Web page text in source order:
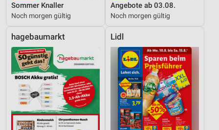
Sommer Knaller
Noch morgen gültig
Angebote ab 03.08.
Noch morgen gültig
hagebaumarkt Lidl